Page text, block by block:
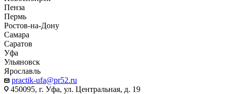
Пенза
Пермь
Ростов-на-Дону
Самара
Саратов
Уфа
Ульяновск
Ярославль
practik-ufa@pr52.ru
450095, г. Уфа, ул. Центральная, д. 19